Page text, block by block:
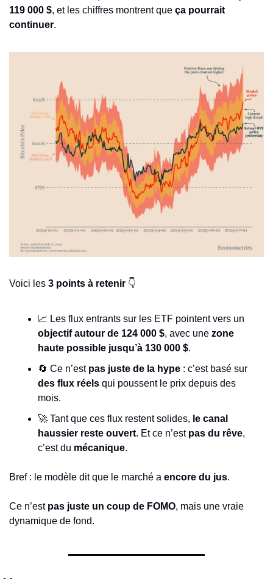
119 000 $, et les chiffres montrent que ça pourrait
continuer.
Voici les 3 points à retenir 👇
📈
objectif autour de 124 000 $, avec une zone
haute possible jusqu’à 130 000 $.
🔄 Ce n’est pas juste de la hype
des flux réels qui poussent le prix depuis des
mois.
🚀 Tant que ces flux restent solides, le canal
haussier reste ouvert. Et ce n’est pas du rêve,
c’est du mécanique.
Bref : le modèle dit que le marché a encore du jus.
Ce n’est pas juste un coup de FOMO, mais une vraie
dynamique de fond.